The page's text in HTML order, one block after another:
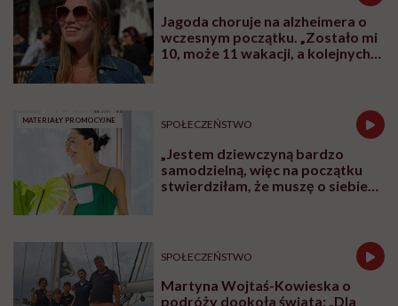
Jagoda choruje na alzheimera o
wczesnym początku. „Zostało mi
10, może 11 wakacji, a kolejnych
MATERIAŁY PROMOCYJNE SPOŁECZEŃSTWO
„Jestem dziewczyną bardzo
samodzielną, więc na początku
stwierdziłam, że muszę o siebie
SPOŁECZEŃSTWO
Martyna Wojtaś-Kowieska o
podróży dookoła świata: „Dla